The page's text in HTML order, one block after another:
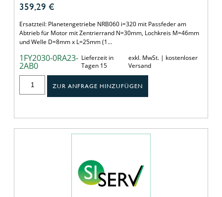
359,29 €
Ersatzteil: Planetengetriebe NRB060 i=320 mit Passfeder am
Abtrieb für Motor mit Zentrierrand N=30mm, Lochkreis M=46mm
und Welle D=8mm x L=25mm (1…
1FY2030-0RA23-
2AB0
Lieferzeit in
Tagen 15
exkl. MwSt. | kostenloser
Versand
ZUR ANFRAGE HINZUFÜGEN